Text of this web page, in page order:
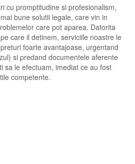
cu promptitudine si profesionalism,
bune solutii legale, care vin in
care pot aparea. Datorita
care il detinem, serviciile noastre le
foarte avantajoase, urgentand
si predand documentele aferente
sa le efectuam, imediat ce au fost
competente.